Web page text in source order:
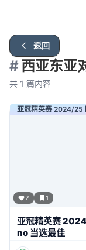
返回
#西亚东亚
共 1 篇内容
亚冠精英赛 2024/25
2 1
亚冠精英赛
no 当选最佳